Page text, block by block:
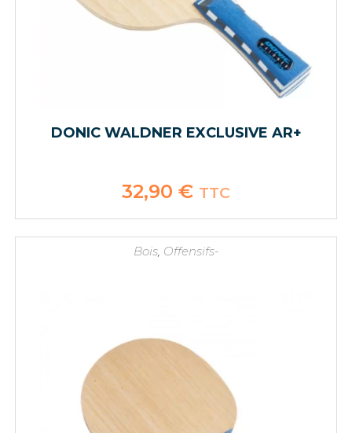
DONIC WALDNER EXCLUSIVE AR+
32,90 € TTC
Bois, Offensifs-